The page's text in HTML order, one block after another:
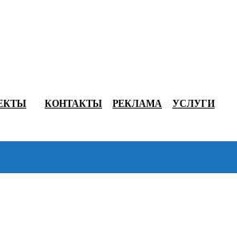
КОНТАКТЫ РЕКЛАМА УСЛУГИ